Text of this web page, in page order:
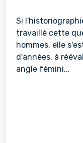
Si
travaillé cette
hommes, elle
d'années, à
angle fémini...